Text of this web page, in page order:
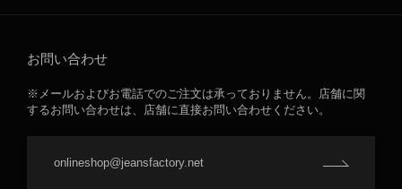
お問い合わせ
※メールおよびお電話でのご注文は承っておりません。店舗に関
するお問い合わせは、店舗に直接お問い合わせください。
onlineshop@jeansfactory.net